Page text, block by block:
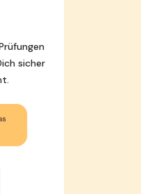
sicher